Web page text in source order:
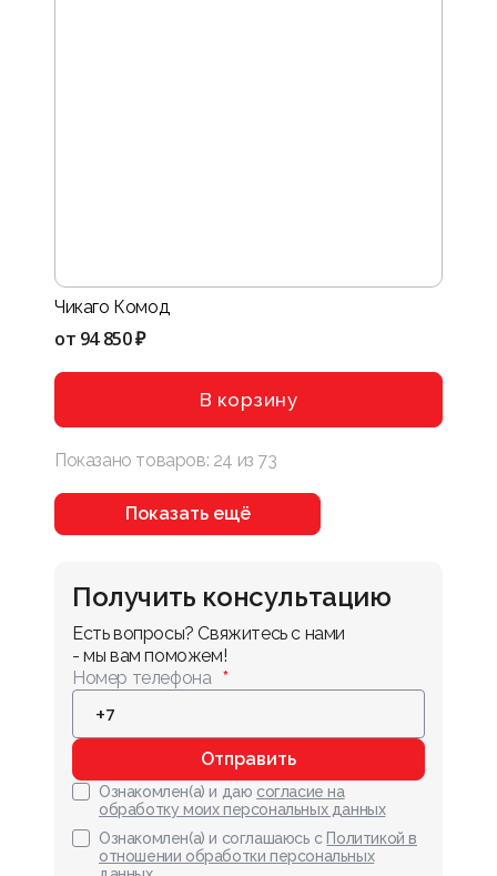
Чикаго Комод
от 94 850 ₽
В корзину
Показано товаров: 24 из 73
Показать ещё
Получить консультацию
Есть вопросы? Свяжитесь с нами
- мы вам поможем!
Номер телефона
Отправить
Ознакомлен(а) и даю согласие на
обработку моих персональных данных
Ознакомлен(а) и соглашаюсь с Политикой в
отношении обработки персональных